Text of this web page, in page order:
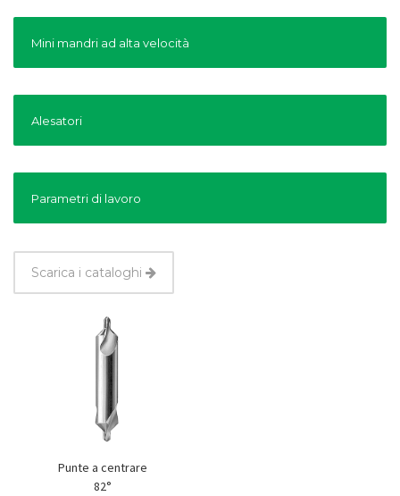
Mini mandri ad alta velocità
Alesatori
Parametri di lavoro
Scarica i cataloghi
Punte a centrare
82°